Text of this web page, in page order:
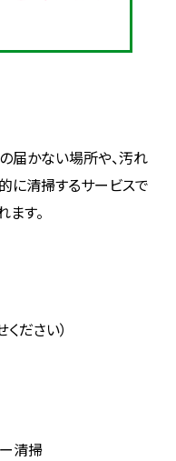
届かない場所や、汚れ
に清掃するサービスで
す。
ださい）
清掃